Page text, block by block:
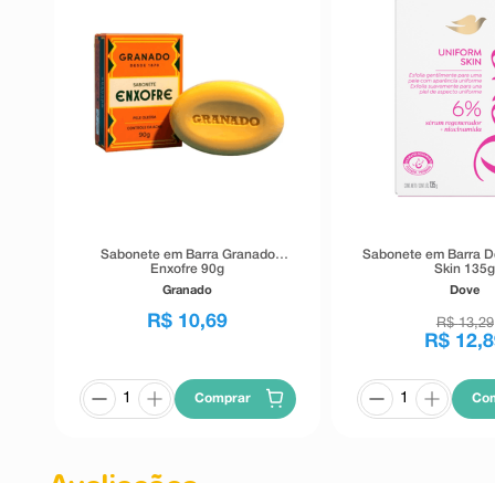
Sabonete em Barra Granado
Enxofre 90g
Granado
R$ 10,69
Comprar
Sabonete em Barra
Skin 135g
Dove
R$ 13,29
R$ 12,